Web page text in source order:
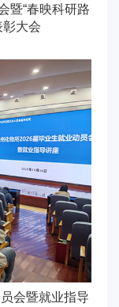
暨“春映科研路
彰大会
会暨就业指导